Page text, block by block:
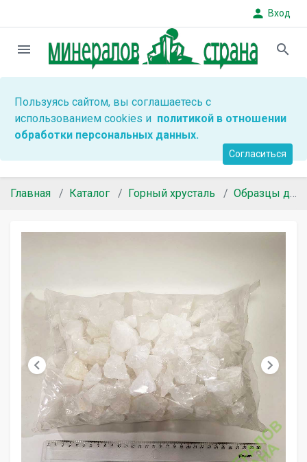
person Вход
menu search
Пользуясь сайтом, вы соглашаетесь с
использованием cookies и политикой в отношении
обработки персональных данных.
Согласиться
Главная Каталог Горный хрусталь Образцы для коллекций
chevron_left chevron_right